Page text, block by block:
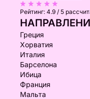
Рейтинг: 4.9 / 5
Греция
Хорватия
Италия
Барселона
Ибица
Франция
Мальта